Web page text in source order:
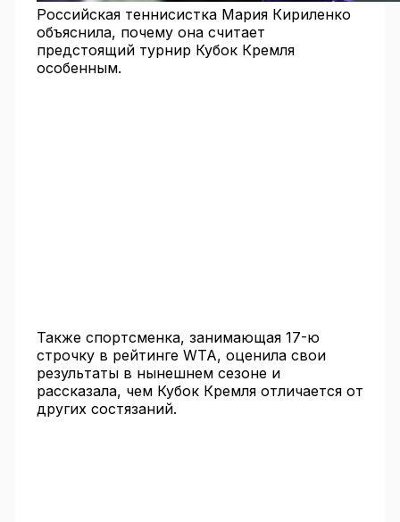
Российская теннисистка Мария Кириленко
объяснила, почему она считает
предстоящий турнир Кубок Кремля
особенным.
Также спортсменка, занимающая 17-ю
строчку в рейтинге WTA, оценила свои
результаты в нынешнем сезоне и
рассказала, чем Кубок Кремля отличается от
других состязаний.